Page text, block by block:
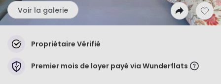
Voir la galerie
Propriétaire Vérifié
Premier mois de loyer payé via Wunderflats